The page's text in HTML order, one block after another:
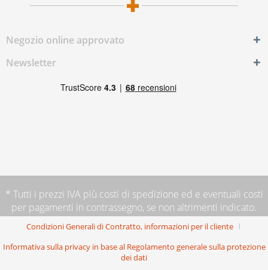
Negozio online approvato
Newsletter
* Tutti i prezzi IVA più costi di spedizione ed e eventuali costi
per pagamenti in contrassegno, se non altrimenti indicato.
Condizioni Generali di Contratto, informazioni per il cliente
Informativa sulla privacy in base al Regolamento generale sulla protezione
dei dati